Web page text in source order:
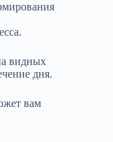
видных
дня.
вам